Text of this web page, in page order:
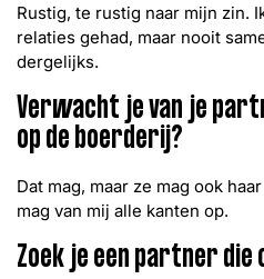
Rustig, te rustig naar mijn zin.
relaties gehad, maar nooit
dergelijks.
Verwacht je van je
op de boerderij?
Dat mag, maar ze mag ook
mag van mij alle kanten op.
Zoek je een partner die